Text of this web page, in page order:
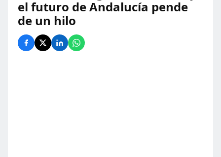
el futuro de Andalucía pende
de un hilo